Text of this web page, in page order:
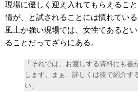
現場に優しく迎え入れてもらえるこ
情が、と試されることには慣れてい
風土が強い現場では、女性であると
ることだってざらにある。
「それでは、お渡しする資料にも書
します。まぁ、詳しくは後で紹介す
い」